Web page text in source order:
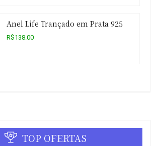
Anel Life Trançado em Prata 925
R$138.00
TOP OFERTAS